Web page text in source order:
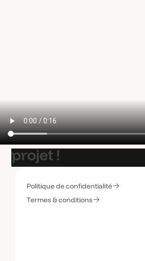
Etsionparlait
projet!
Contactez-moi
Contactez-moi
Politique de confidentialité
Termes & conditions